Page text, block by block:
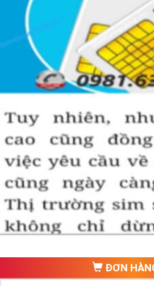
như sau:
Ý Nghĩa Đầu Số Cổ Viettel:
Sim Viettel Đầu 086
Với đầu 086 có ý nghĩa rất lớn
Theo quan niệm thì số 6 là tượng
số 8 thì lại tượng trưng cho chữ
Phát”. Với những người mong
nhiều thành công thì việc sở hữu
Đây cũng là ngụ ý phong thủy
mong muốn chiếc sim sẽ trở
trên con đường sự nghiệp của
Sim Viettel Đầu 096.ĐƠN